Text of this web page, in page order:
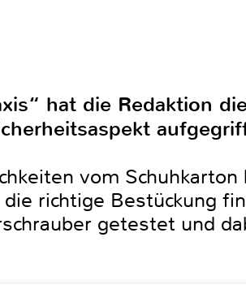
hat die Redaktion
vom Schuhkarton
richtige Bestückung
getestet und